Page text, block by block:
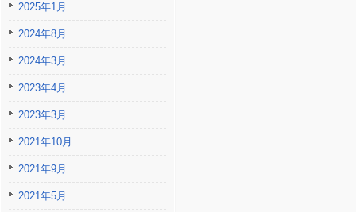
2025年1月
2024年8月
2024年3月
2023年4月
2023年3月
2021年10月
2021年9月
2021年5月